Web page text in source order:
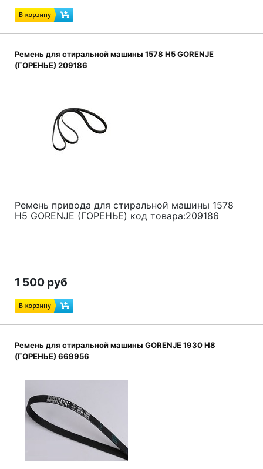
Ремень для стиральной машины 1578 H5 GORENJE
(ГОРЕНЬЕ) 209186
Ремень привода для стиральной машины 1578
H5 GORENJE (ГОРЕНЬЕ) код товара:209186
1 500 руб
Ремень для стиральной машины GORENJE 1930 H8
(ГОРЕНЬЕ) 669956